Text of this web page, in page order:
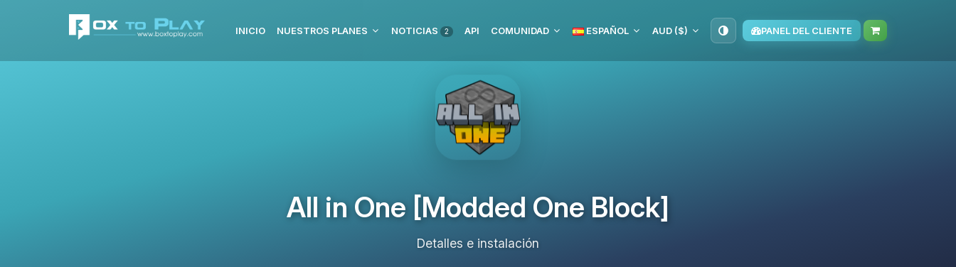
INICIO NUESTROS PLANES NOTICIAS 2 API COMUNIDAD ESPAÑOL AUD ($) PANEL DEL CLIENTE
All in One [Modded One Block]
Detalles e instalación